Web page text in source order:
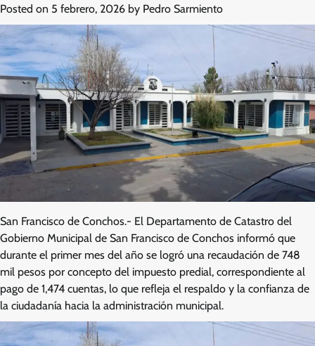
Posted on 5 febrero, 2026 by Pedro Sarmiento
San Francisco de Conchos.- El Departamento de Catastro del
Gobierno Municipal de San Francisco de Conchos informó que
durante el primer mes del año se logró una recaudación de 748
mil pesos por concepto del impuesto predial, correspondiente al
pago de 1,474 cuentas, lo que refleja el respaldo y la confianza de
la ciudadanía hacia la administración municipal.